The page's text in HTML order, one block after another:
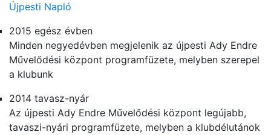
Újpesti Napló
2015 egész évben
Minden negyedévben megjelenik az újpesti Ady Endre
Művelődési központ programfüzete, melyben szerepel
a klubunk
2014 tavasz-nyár
Az újpesti Ady Endre Művelődési központ legújabb,
tavaszi-nyári programfüzete, melyben a klubdélutánok